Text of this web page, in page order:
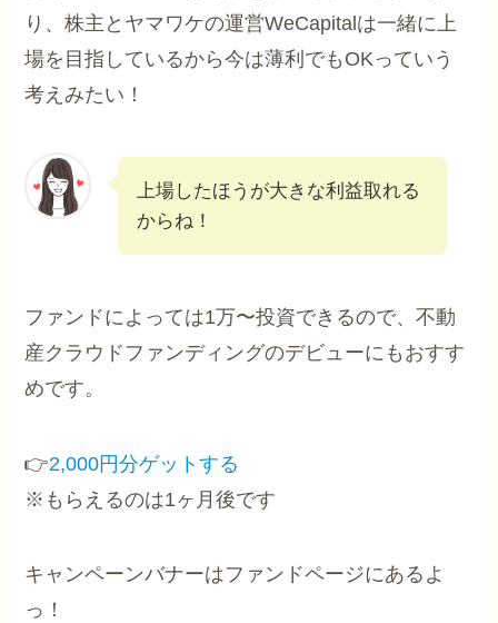
り、株主とヤマワケの運営WeCapitalは一緒に上
場を目指しているから今は薄利でもOKっていう
考えみたい！
上場したほうが大きな利益取れる
からね！
ファンドによっては1万〜投資できるので、不動
産クラウドファンディングのデビューにもおすす
めです。
👉2,000円分ゲットする
※もらえるのは1ヶ月後です
キャンペーンバナーはファンドページにあるよ
っ！